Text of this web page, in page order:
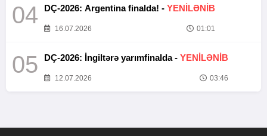
04 DÇ-2026: Argentina finalda! - YENİLƏNİB
16.07.2026 01:01
05 DÇ-2026: İngiltərə yarımfinalda - YENİLƏNİB
12.07.2026 03:46